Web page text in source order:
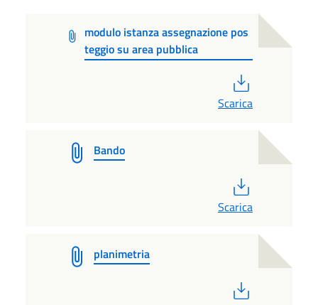
modulo istanza assegnazione pos
teggio su area pubblica
Scarica
Bando
Scarica
planimetria